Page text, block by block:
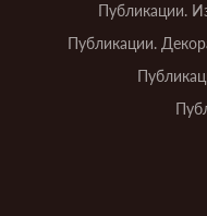
Публикации.
Публикации.